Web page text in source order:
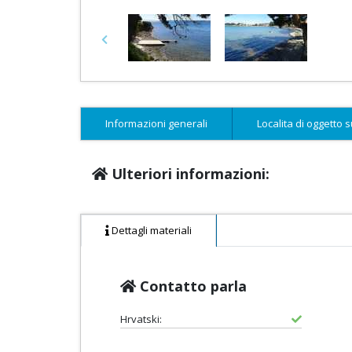
Previous
Informazioni generali Localita di oggetto
Ulteriori informazioni:
Dettagli materiali
Contatto parla
Hrvatski: